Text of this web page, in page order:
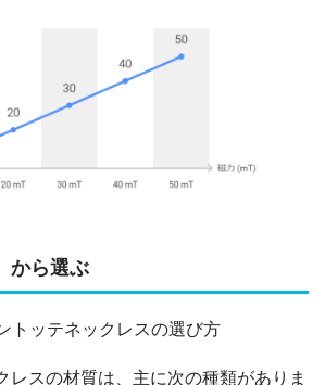
から選ぶ
レスの材質は、主に次の種類がありま